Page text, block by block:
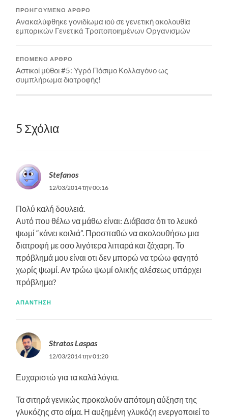
ΠΡΟΗΓΟΎΜΕΝΟ ΆΡΘΡΟ
Ανακαλύφθηκε γονιδίωμα ιού σε γενετική ακολουθία
εμπορικών Γενετικά Τροποποιημένων Οργανισμών
ΕΠΌΜΕΝΟ ΆΡΘΡΟ
Αστικοί μύθοι #5: Υγρό Πόσιμο Κολλαγόνο ως
συμπλήρωμα διατροφής!
5 Σχόλια
Stefanos
12/03/2014 την 00:16
Πολύ καλή δουλειά.
Αυτό που θέλω να μάθω είναι: Διάβασα ότι το λευκό
ψωμί “κάνει κοιλιά”. Προσπαθώ να ακολουθήσω μια
διατροφή με οσο λιγότερα λιπαρά και ζάχαρη. Το
πρόβλημά μου είναι οτι δεν μπορώ να τρώω φαγητό
χωρίς ψωμί. Αν τρώω ψωμί ολικής αλέσεως υπάρχει
πρόβλημα?
ΑΠΆΝΤΗΣΗ
Stratos Laspas
12/03/2014 την 01:20
Ευχαριστώ για τα καλά λόγια.
Τα σιτηρά γενικώς προκαλούν απότομη αύξηση της
γλυκόζης στο αίμα. Η αυξημένη γλυκόζη ενεργοποιεί το